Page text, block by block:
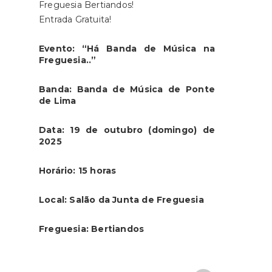
Freguesia Bertiandos!
Entrada Gratuita!
Evento: “Há Banda de Música na
Freguesia..”
Banda: Banda de Música de Ponte
de Lima
Data: 19 de outubro (domingo) de
2025
Horário: 15 horas
Local: Salão da Junta de Freguesia
Freguesia: Bertiandos